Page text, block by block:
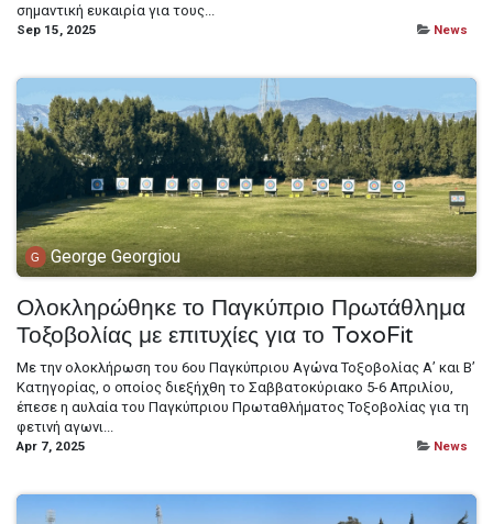
σημαντική ευκαιρία για τους...
Sep 15, 2025 News
George Georgiou
Ολοκληρώθηκε το Παγκύπριο Πρωτάθλημα
Τοξοβολίας με επιτυχίες για το ToxoFit
Με την ολοκλήρωση του 6ου Παγκύπριου Αγώνα Τοξοβολίας Α’ και Β’
Κατηγορίας, ο οποίος διεξήχθη το Σαββατοκύριακο 5-6 Απριλίου,
έπεσε η αυλαία του Παγκύπριου Πρωταθλήματος Τοξοβολίας για τη
φετινή αγωνι...
Apr 7, 2025 News